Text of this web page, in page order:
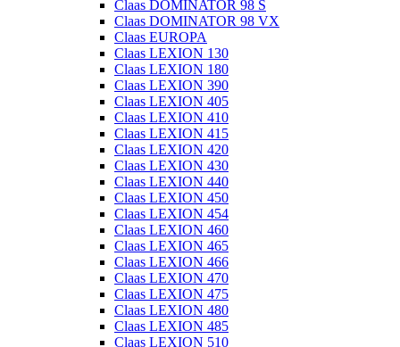
Claas DOMINATOR 98 S
Claas DOMINATOR 98 VX
Claas EUROPA
Claas LEXION 130
Claas LEXION 180
Claas LEXION 390
Claas LEXION 405
Claas LEXION 410
Claas LEXION 415
Claas LEXION 420
Claas LEXION 430
Claas LEXION 440
Claas LEXION 450
Claas LEXION 454
Claas LEXION 460
Claas LEXION 465
Claas LEXION 466
Claas LEXION 470
Claas LEXION 475
Claas LEXION 480
Claas LEXION 485
Claas LEXION 510